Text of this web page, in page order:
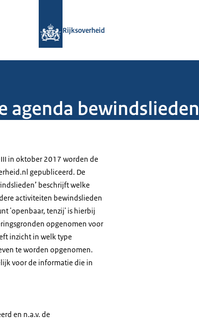
Rijksoverheid
agenda bewindslieden
in oktober 2017 worden de
gepubliceerd. De
beschrijft welke
activiteiten bewindslieden
'openbaar, tenzij' is hierbij
opgenomen voor
inzicht in welk type
te worden opgenomen.
voor de informatie die in
en n.a.v. de